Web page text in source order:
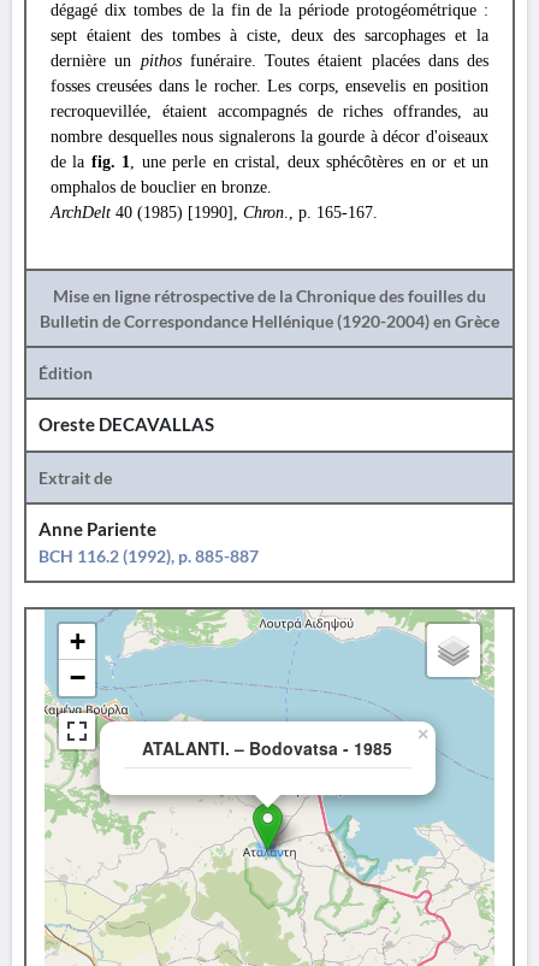
dégagé dix tombes de la fin de la période protogéométrique :
sept étaient des tombes à ciste, deux des sarcophages et la
dernière un pithos funéraire. Toutes étaient placées dans des
fosses creusées dans le rocher. Les corps, ensevelis en position
recroquevillée, étaient accompagnés de riches offrandes, au
nombre desquelles nous signalerons la gourde à décor d'oiseaux
de la fig. 1, une perle en cristal, deux sphécôtères en or et un
omphalos de bouclier en bronze.
ArchDelt 40 (1985) [1990], Chron., p. 165-167.
Mise en ligne rétrospective de la Chronique des fouilles du
Bulletin de Correspondance Hellénique (1920-2004) en Grèce
Édition
Oreste DECAVALLAS
Extrait de
Anne Pariente
BCH 116.2 (1992), p. 885-887
ATALANTI. – Bodovatsa - 1985
×
+
−